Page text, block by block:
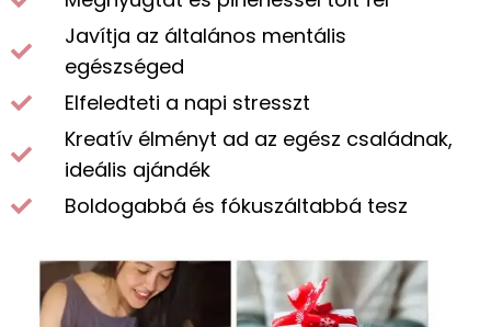
Javítja az általános mentális
egészséged
Elfeledteti a napi stresszt
Kreatív élményt ad az egész családnak,
ideális ajándék
Boldogabbá és fókuszáltabbá tesz